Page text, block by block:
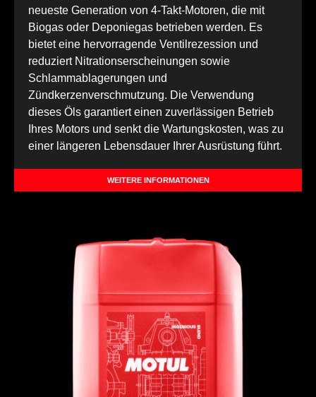
neueste Generation von 4-Takt-Motoren, die mit
Biogas oder Deponiegas betrieben werden. Es
bietet eine hervorragende Ventilrezession und
reduziert Nitrationserscheinungen sowie
Schlammablagerungen und
Zündkerzenverschmutzung. Die Verwendung
dieses Öls garantiert einen zuverlässigen Betrieb
Ihres Motors und senkt die Wartungskosten, was zu
einer längeren Lebensdauer Ihrer Ausrüstung führt.
WEITERE INFORMATIONEN